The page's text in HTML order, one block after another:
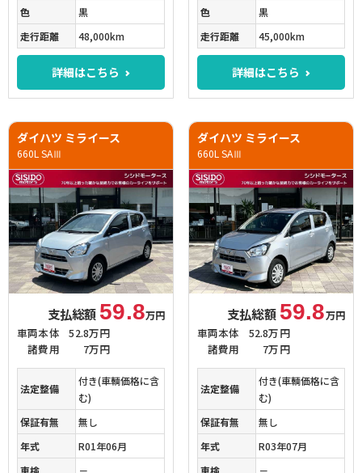
色
黒
走行距離
48,000km
詳細はこちら
色
黒
走行距離
45,000km
詳細はこちら
ダイハツ ミライース
660L SAⅢ
支払総額 59.8万円
車両本体
52.8万円
諸費用
7万円
法定整備
付き(車輌価格に含
む)
保証有無
無し
年式
R01年06月
車検
－
ダイハツ ミライース
660L SAⅢ
支払総額 59.8万円
車両本体
52.8万円
諸費用
7万円
法定整備
付き(車輌価格に含
む)
保証有無
無し
年式
R03年07月
車検
－